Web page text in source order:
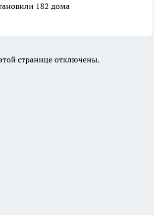
182 дома
странице отключены.